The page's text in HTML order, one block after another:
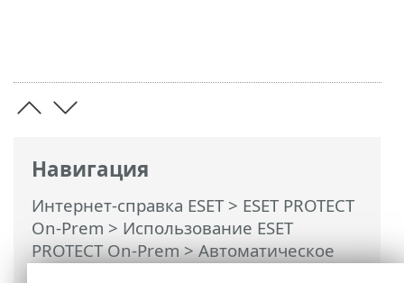
Навигация
Интернет-справка ESET> ESET PROTECT
On-Prem > Использование ESET
PROTECT On-Prem>Автоматическое